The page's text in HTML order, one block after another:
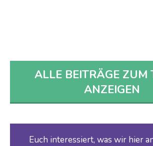
ALLE BEITRÄGE ZUM
ANZEIGEN
Euch interessiert, was wir hier